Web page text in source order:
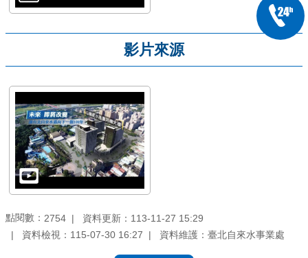
影片來源
點閱數： 2754
資料更新：113-11-27 15:29
資料檢視：115-07-30 16:27
資料維護：臺北自來水事業處